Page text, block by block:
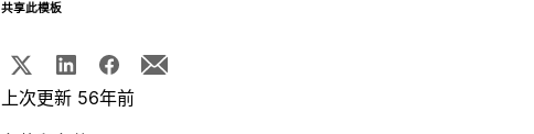
共享此模板
上次更新 56年前